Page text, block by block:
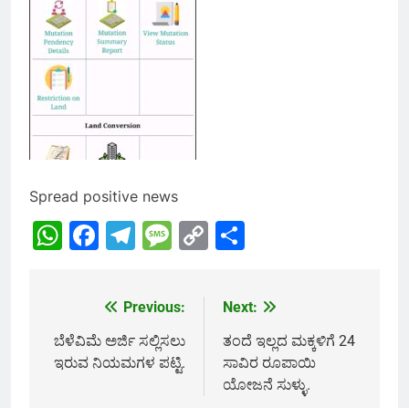
Spread positive news
WhatsApp
Facebook
Telegram
Message
Copy
navigation
Previous:
ಬೆಳೆವಿಮೆ ಅರ್ಜಿ ಸಲ್ಲಿಸಲು
ಇರುವ ನಿಯಮಗಳ ಪಟ್ಟಿ.
Next:
ತಂದೆ ಇಲ್ಲದ ಮಕ್ಕಳಿಗೆ 24
ಸಾವಿರ ರೂಪಾಯಿ
ಯೋಜನೆ ಸುಳ್ಳು.